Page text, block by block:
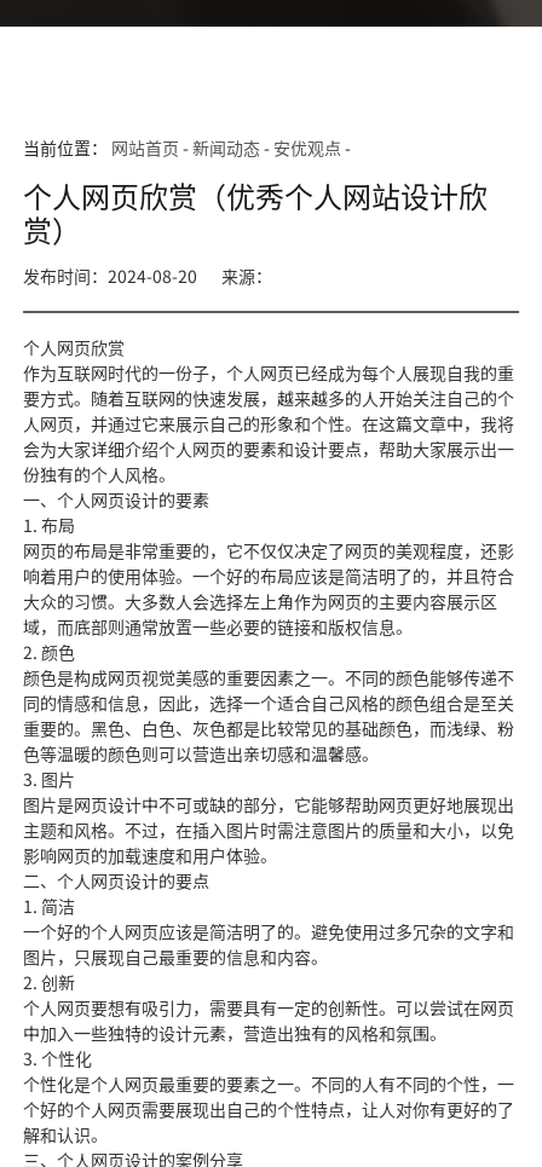
当前位置： 网站首页 -新闻动态- 安优观点 -
个人网页欣赏（优秀个人网站设计欣
赏）
发布时间：2024-08-20 来源：
个人网页欣赏
作为互联网时代的一份子，个人网页已经成为每个人展现自我的重
要方式。随着互联网的快速发展，越来越多的人开始关注自己的个
人网页，并通过它来展示自己的形象和个性。在这篇文章中，我将
会为大家详细介绍个人网页的要素和设计要点，帮助大家展示出一
份独有的个人风格。
一、个人网页设计的要素
1. 布局
网页的布局是非常重要的，它不仅仅决定了网页的美观程度，还影
响着用户的使用体验。一个好的布局应该是简洁明了的，并且符合
大众的习惯。大多数人会选择左上角作为网页的主要内容展示区
域，而底部则通常放置一些必要的链接和版权信息。
2. 颜色
颜色是构成网页视觉美感的重要因素之一。不同的颜色能够传递不
同的情感和信息，因此，选择一个适合自己风格的颜色组合是至关
重要的。黑色、白色、灰色都是比较常见的基础颜色，而浅绿、粉
色等温暖的颜色则可以营造出亲切感和温馨感。
3. 图片
图片是网页设计中不可或缺的部分，它能够帮助网页更好地展现出
主题和风格。不过，在插入图片时需注意图片的质量和大小，以免
影响网页的加载速度和用户体验。
二、个人网页设计的要点
1. 简洁
一个好的个人网页应该是简洁明了的。避免使用过多冗杂的文字和
图片，只展现自己最重要的信息和内容。
2. 创新
个人网页要想有吸引力，需要具有一定的创新性。可以尝试在网页
中加入一些独特的设计元素，营造出独有的风格和氛围。
3. 个性化
个性化是个人网页最重要的要素之一。不同的人有不同的个性，一
个好的个人网页需要展现出自己的个性特点，让人对你有更好的了
解和认识。
三、个人网页设计的案例分享